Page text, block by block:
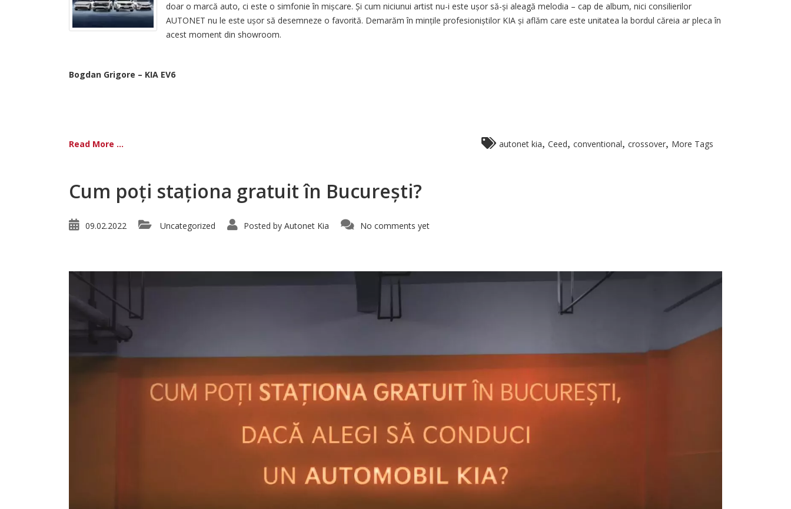
doar o marcă auto, ci este o simfonie în mișcare. Și cum niciunui artist nu-i este ușor să-și aleagă melodia – cap de album, nici consilierilor
AUTONET nu le este ușor să desemneze o favorită. Demarăm în mințile profesioniștilor KIA și aflăm care este unitatea la bordul căreia ar pleca în
acest moment din showroom.
Bogdan Grigore – KIA EV6
Read More ... autonet kia Ceed conventional crossover More Tags
Cum poți staționa gratuit în București?
09.02.2022 Uncategorized Posted by Autonet Kia No comments yet